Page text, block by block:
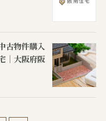
古物件購入
｜大阪府阪